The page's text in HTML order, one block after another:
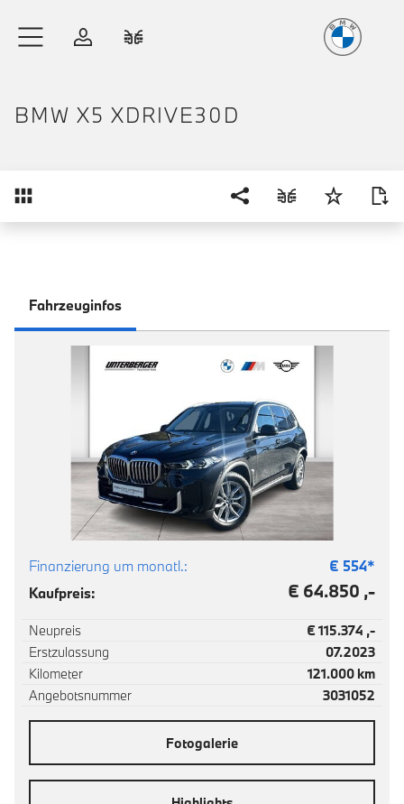
Anmelden
BMW X5 XDRIVE30D
Fahrzeuginfos
Finanzierung um monatl.: € 554*
Kaufpreis:
€ 64.850 ,-
Neupreis
€ 115.374 ,-
Erstzulassung
07.2023
Kilometer
121.000 km
Angebotsnummer
3031052
Fotogalerie